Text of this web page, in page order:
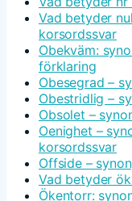
Vad betyder
korsordssvar
Obekväm:
förklaring
Obesegrad –
Obestridlig –
Obsolet –
Oenighet –
korsordssvar
Offside –
Vad betyder
Ökentorr: